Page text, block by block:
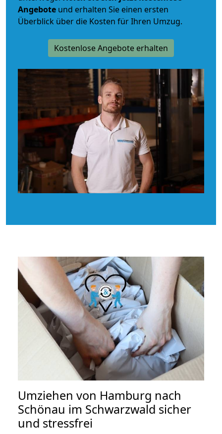
Angebote und erhalten Sie einen ersten
Überblick über die Kosten für Ihren Umzug.
Kostenlose Angebote erhalten
Umziehen von Hamburg nach
Schönau im Schwarzwald sicher
und stressfrei